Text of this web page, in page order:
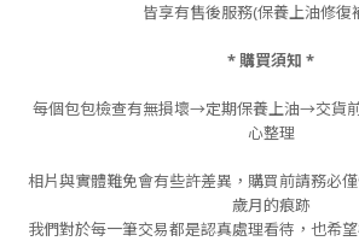
皆享有售後服務(保養上油修復
* 購買須知 *
每個包包檢查有無損壞→定期保養上油→交貨
心整理
相片與實體難免會有些許差異，購買前請務必
歲月的痕跡
我們對於每一筆交易都是認真處理看待，也希